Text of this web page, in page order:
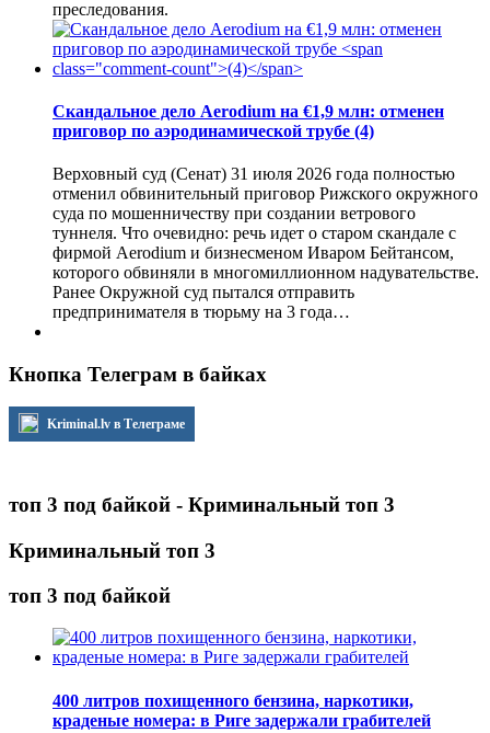
преследования.
Скандальное дело Aerodium на €1,9 млн: отменен
приговор по аэродинамической трубе (4)
Верховный суд (Сенат) 31 июля 2026 года полностью
отменил обвинительный приговор Рижского окружного
суда по мошенничеству при создании ветрового
туннеля. Что очевидно: речь идет о старом скандале с
фирмой Aerodium и бизнесменом Иваром Бейтансом,
которого обвиняли в многомиллионном надувательстве.
Ранее Окружной суд пытался отправить
предпринимателя в тюрьму на 3 года…
Кнопка Телеграм в байках
Kriminal.lv в Телеграме
топ 3 под байкой - Криминальный топ 3
Криминальный топ 3
топ 3 под байкой
400 литров похищенного бензина, наркотики,
краденые номера: в Риге задержали грабителей